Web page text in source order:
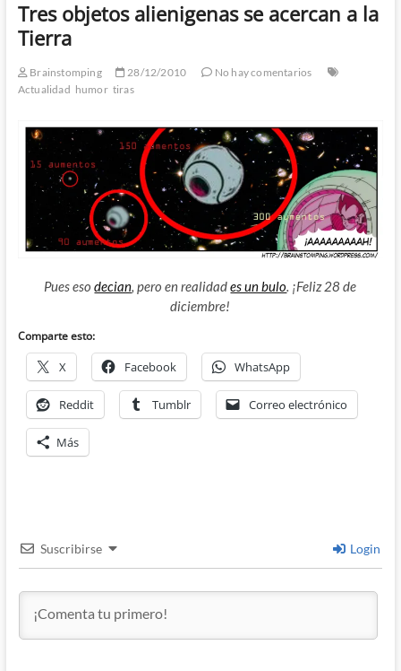
Tres objetos alienigenas se acercan a la
Tierra
Brainstomping 28/12/2010
No hay comentarios
Actualidad humor tiras
Pues esodecian, pero en realidades un bulo. ¡Feliz 28 de
diciembre!
Comparte esto:
X Facebook WhatsApp
Reddit Tumblr Correo electrónico
Más
Suscribirse Login